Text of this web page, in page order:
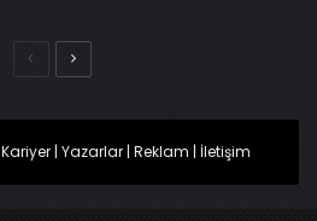
ÖncekiSonraki
Kariyer | Yazarlar | Reklam | İletişim